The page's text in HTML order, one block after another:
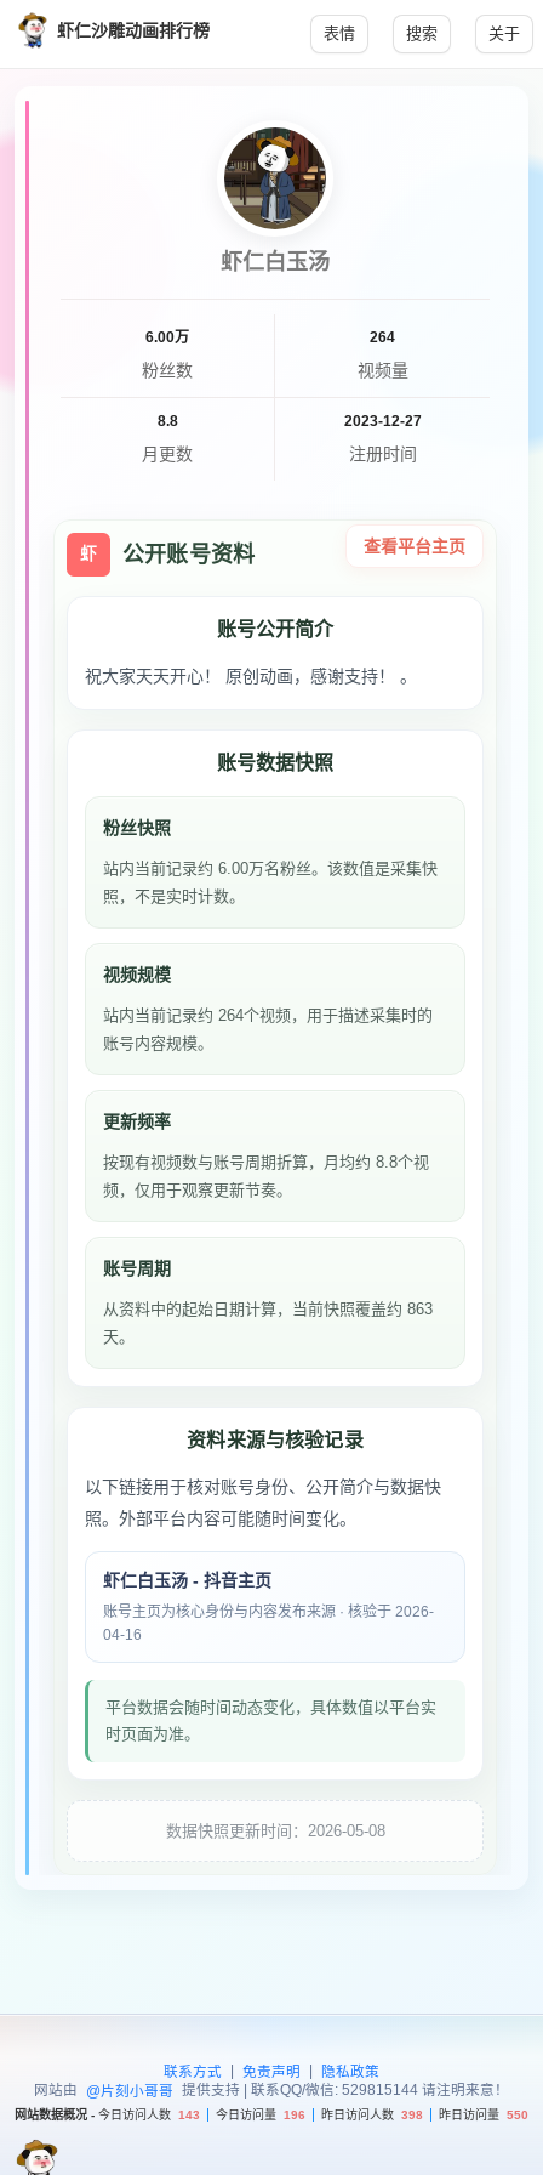
虾仁沙雕动画排行榜 表情 搜索 关于
虾仁白玉汤
6.00万
粉丝数
264
视频量
8.8
月更数
2023-12-27
注册时间
虾 公开账号资料 查看平台主页
账号公开简介
祝大家天天开心！ 原创动画，感谢支持！ 。
账号数据快照
粉丝快照
站内当前记录约 6.00万名粉丝。该数值是采集快
照，不是实时计数。
视频规模
站内当前记录约 264个视频，用于描述采集时的
账号内容规模。
更新频率
按现有视频数与账号周期折算，月均约 8.8个视
频，仅用于观察更新节奏。
账号周期
从资料中的起始日期计算，当前快照覆盖约 863
天。
资料来源与核验记录
以下链接用于核对账号身份、公开简介与数据快
照。外部平台内容可能随时间变化。
虾仁白玉汤 - 抖音主页
账号主页为核心身份与内容发布来源 · 核验于 2026-
04-16
平台数据会随时间动态变化，具体数值以平台实
时页面为准。
数据快照更新时间：2026-05-08
联系方式 | 免责声明 |
隐私政策
网站由
@片刻小哥哥 提供支持 | 联系QQ/微信: 529815144 请注明来意！
网站数据概况 - 今日访问人数 143 今日访问量 196 昨日访问人数 398 昨日访问量 550